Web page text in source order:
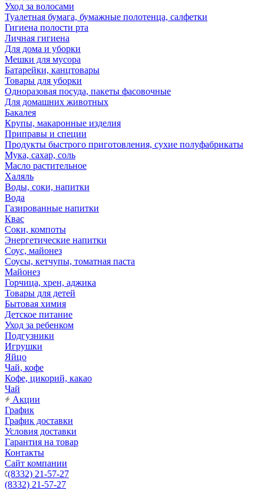
Уход за волосами
Туалетная бумага, бумажные полотенца, салфетки
Гигиена полости рта
Личная гигиена
Для дома и уборки
Мешки для мусора
Батарейки, канцтовары
Товары для уборки
Одноразовая посуда, пакеты фасовочные
Для домашних животных
Бакалея
Крупы, макаронные изделия
Приправы и специи
Продукты быстрого приготовления, сухие полуфабрикаты
Мука, сахар, соль
Масло растительное
Халяль
Воды, соки, напитки
Вода
Газированные напитки
Квас
Соки, компоты
Энергетические напитки
Соус, майонез
Соусы, кетчупы, томатная паста
Майонез
Горчица, хрен, аджика
Товары для детей
Бытовая химия
Детское питание
Уход за ребенком
Подгузники
Игрушки
Яйцо
Чай, кофе
Кофе, цикорий, какао
Чай
Акции
График
График доставки
Условия доставки
Гарантия на товар
Контакты
Сайт компании
(8332) 21-57-27
(8332) 21-57-27